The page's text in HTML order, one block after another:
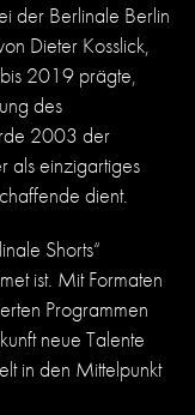
der Berlinale Berlin
Dieter Kosslick,
2019 prägte,
des
2003 der
als einzigartiges
dient.
Shorts“
ist. Mit Formaten
Programmen
neue Talente
in den Mittelpunkt